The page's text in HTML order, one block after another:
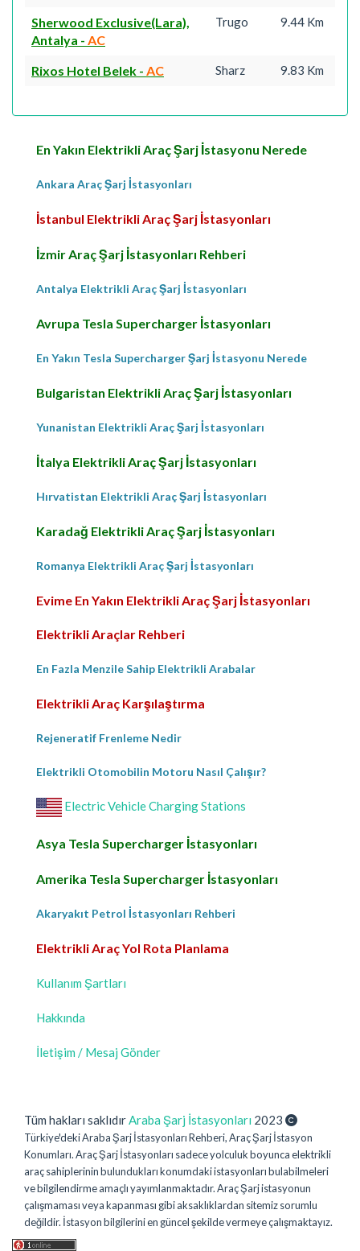
Sherwood Exclusive(Lara),
Antalya - AC
Trugo 9.44 Km
Rixos Hotel Belek - AC Sharz 9.83 Km
En Yakın Elektrikli Araç Şarj İstasyonu Nerede
Ankara Araç Şarj İstasyonları
İstanbul Elektrikli Araç Şarj İstasyonları
İzmir Araç Şarj İstasyonları Rehberi
Antalya Elektrikli Araç Şarj İstasyonları
Avrupa Tesla Supercharger İstasyonları
En Yakın Tesla Supercharger Şarj İstasyonu Nerede
Bulgaristan Elektrikli Araç Şarj İstasyonları
Yunanistan Elektrikli Araç Şarj İstasyonları
İtalya Elektrikli Araç Şarj İstasyonları
Hırvatistan Elektrikli Araç Şarj İstasyonları
Karadağ Elektrikli Araç Şarj İstasyonları
Romanya Elektrikli Araç Şarj İstasyonları
Evime En Yakın Elektrikli Araç Şarj İstasyonları
Elektrikli Araçlar Rehberi
En Fazla Menzile Sahip Elektrikli Arabalar
Elektrikli Araç Karşılaştırma
Rejeneratif Frenleme Nedir
Elektrikli Otomobilin Motoru Nasıl Çalışır?
Electric Vehicle Charging Stations
Asya Tesla Supercharger İstasyonları
Amerika Tesla Supercharger İstasyonları
Akaryakıt Petrol İstasyonları Rehberi
Elektrikli Araç Yol Rota Planlama
Kullanım Şartları
Hakkında
İletişim / Mesaj Gönder
Tüm hakları saklıdırAraba Şarj İstasyonları 2023
Türkiye'deki Araba Şarj İstasyonları Rehberi, Araç Şarj İstasyon
Konumları. Araç Şarj İstasyonları sadece yolculuk boyunca elektrikli
araç sahiplerinin bulundukları konumdaki istasyonları bulabilmeleri
ve bilgilendirme amaçlı yayımlanmaktadır. Araç Şarj istasyonun
çalışmaması veya kapanması gibi aksaklıklardan sitemiz sorumlu
değildir. İstasyon bilgilerini en güncel şekilde vermeye çalışmaktayız.